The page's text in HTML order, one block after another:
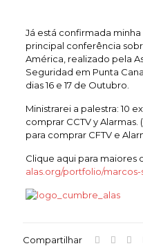
Já está confirmada minha
principal conferência
América, realizado pela
Seguridad em Punta
dias 16 e 17 de Outubro.
Ministrarei a palestra: 10
comprar CCTV y
para comprar CFTV e
Clique aqui para maiores
alas.org/portfolio/marcos-
Compartilhar